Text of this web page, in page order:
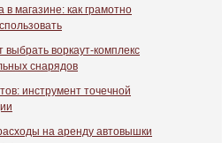
в магазине: как грамотно
выбрать воркаут-комплекс
снарядов
инструмент точечной
на аренду автовышки